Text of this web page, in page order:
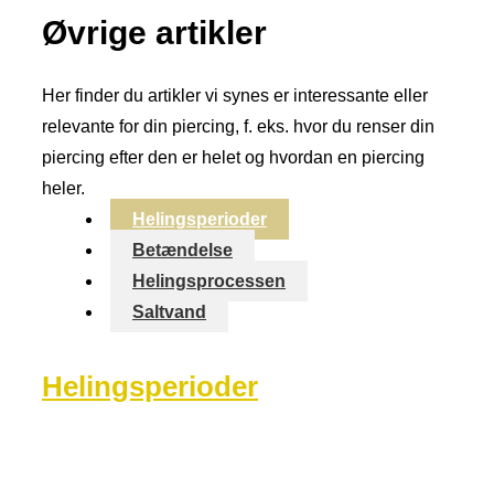
Øvrige artikler
Her finder du artikler vi synes er interessante eller
relevante for din piercing, f. eks. hvor du renser din
piercing efter den er helet og hvordan en piercing
heler.
Helingsperioder
Betændelse
Helingsprocessen
Saltvand
Helingsperioder